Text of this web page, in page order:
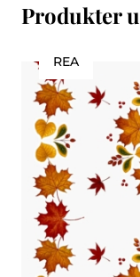
Produkter
REA